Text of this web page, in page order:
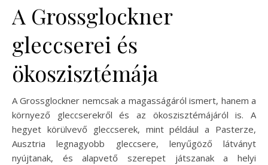
A Grossglockner
gleccserei és
ökoszisztémája
A Grossglockner nemcsak a magasságáról ismert, hanem a
környező gleccserekről és az ökoszisztémájáról is. A
hegyet körülvevő gleccserek, mint például a Pasterze,
Ausztria legnagyobb gleccsere, lenyűgöző látványt
nyújtanak, és alapvető szerepet játszanak a helyi